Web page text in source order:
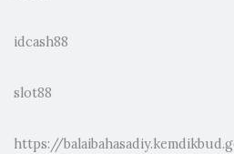
idcash88
slot88
https://